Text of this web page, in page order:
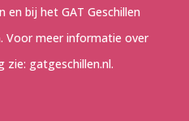
bij het GAT Geschillen
Voor meer informatie over
zie: gatgeschillen.nl.